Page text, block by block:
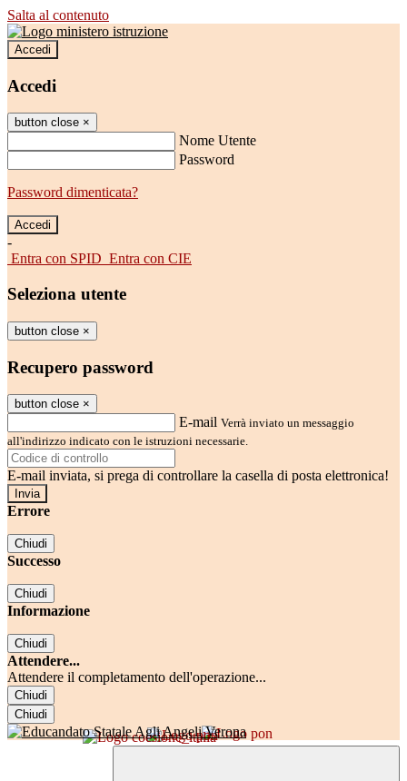
Salta al contenuto
Accedi
Accedi
button close ×
Nome Utente
Password
Password dimenticata?
-
Entra con SPID Entra con CIE
Seleziona utente
button close ×
Recupero password
button close ×
E-mail Verrà inviato un messaggio
all'indirizzo indicato con le istruzioni necessarie.
E-mail inviata, si prega di controllare la casella di posta elettronica!
Errore
Chiudi
Successo
Chiudi
Informazione
Chiudi
Attendere...
Attendere il completamento dell'operazione...
Chiudi
Chiudi